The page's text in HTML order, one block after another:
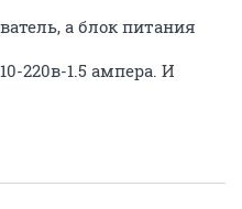
а блок питания
220в-1.5 ампера. И